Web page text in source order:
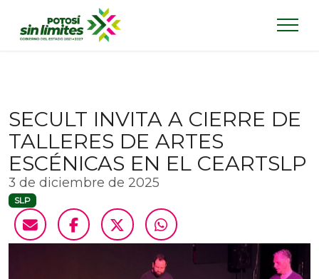
SECULT INVITA A CIERRE DE
TALLERES DE ARTES
ESCÉNICAS EN EL CEARTSLP
3 de diciembre de 2025
SLP